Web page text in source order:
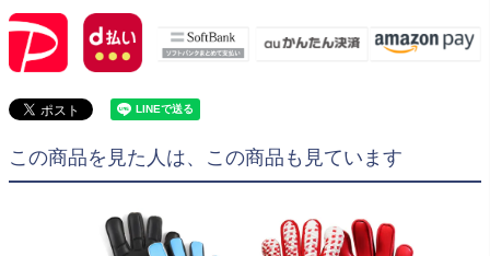
この商品を見た人は、この商品も見ています